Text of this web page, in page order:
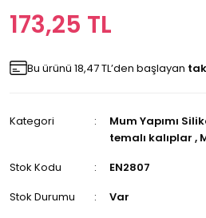
173,25 TL
Bu ürünü 18,47 TL’den başlayan
Kategori Mum Yapımı
temalı kalıplar ,
Stok Kodu
EN2807
Stok Durumu
Var